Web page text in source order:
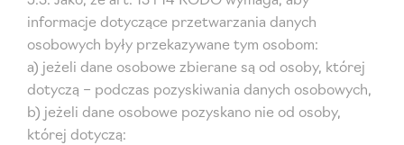
informacje dotyczące przetwarzania danych
osobowych były przekazywane tym osobom:
a) jeżeli dane osobowe zbierane są od osoby, której
dotyczą – podczas pozyskiwania danych osobowych,
b) jeżeli dane osobowe pozyskano nie od osoby,
której dotyczą: